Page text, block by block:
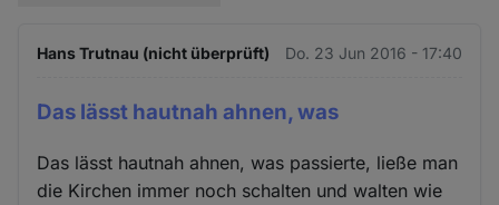
Hans Trutnau (nicht überprüft) Do. 23 Jun 2016 - 17:40
Das lässt hautnah ahnen, was
Das lässt hautnah ahnen, was passierte, ließe man
die Kirchen immer noch schalten und walten wie